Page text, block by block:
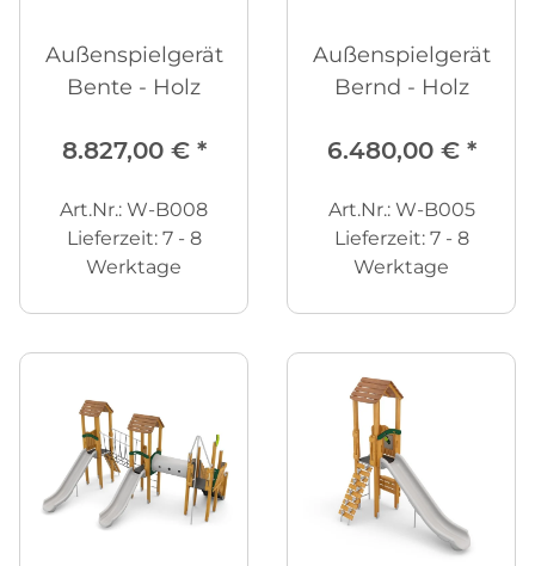
Außenspielgerät
Bente - Holz
8.827,00 € *
Art.Nr.: W-B008
Lieferzeit: 7 - 8
Werktage
Außenspielgerät
Bernd - Holz
6.480,00 € *
Art.Nr.: W-B005
Lieferzeit: 7 - 8
Werktage